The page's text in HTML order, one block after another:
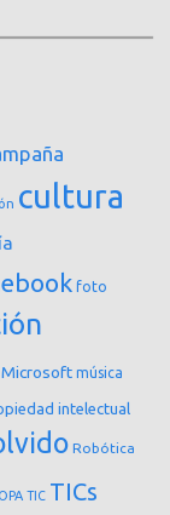
cultura
foto
Microsoft música
intelectual
Robótica
TIC TICs